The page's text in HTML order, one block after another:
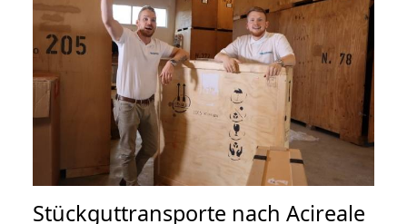
Stückguttransporte nach Acireale